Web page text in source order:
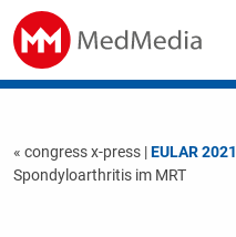
« congress x-press |EULAR 2021
Spondyloarthritis im MRT